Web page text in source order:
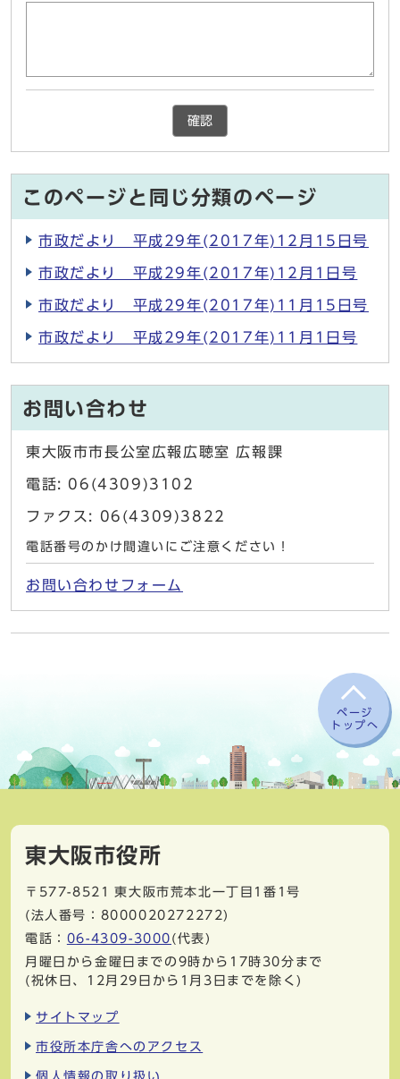
確認
このページと同じ分類のページ
市政だより 平成29年(2017年)12月15日号
市政だより 平成29年(2017年)12月1日号
市政だより 平成29年(2017年)11月15日号
市政だより 平成29年(2017年)11月1日号
お問い合わせ
東大阪市市長公室広報広聴室 広報課
電話: 06(4309)3102
ファクス: 06(4309)3822
電話番号のかけ間違いにご注意ください！
お問い合わせフォーム
ページ
トップへ
東大阪市役所
〒577-8521
東大阪市荒本北一丁目1番1号
(法人番号：8000020272272)
電話： 06-4309-3000 (代表)
月曜日から金曜日までの9時から17時30分まで
(祝休日、12月29日から1月3日までを除く)
サイトマップ
市役所本庁舎へのアクセス
個人情報の取り扱い